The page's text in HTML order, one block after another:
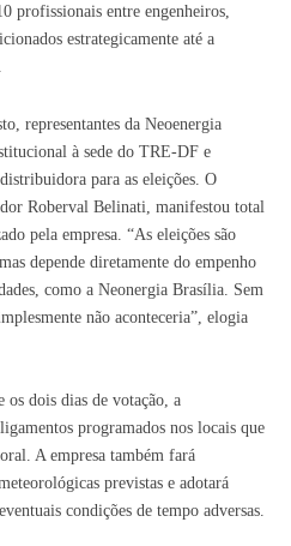
profissionais entre engenheiros,
estrategicamente até a
representantes da Neoenergia
à sede do TRE-DF e
para as eleições. O
Roberval Belinati, manifestou total
pela empresa. “As eleições são
depende diretamente do empenho
como a Neonergia Brasília. Sem
não aconteceria” , elogia
os dois dias de votação, a
programados nos locais que
A empresa também fará
previstas e adotará
condições de tempo adversas.